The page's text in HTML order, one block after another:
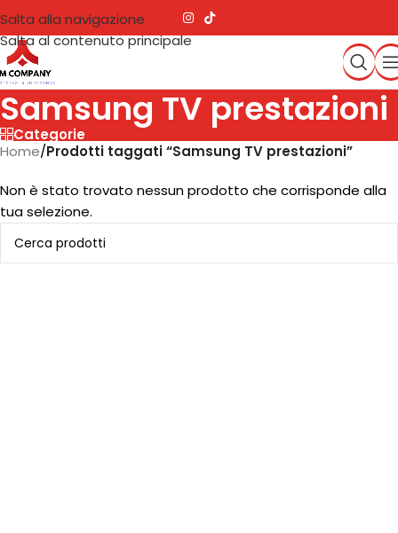
Salta alla navigazione
Salta al contenuto principale
Samsung TV prestazioni
Categorie
Home/Prodotti taggati “Samsung TV prestazioni”
Non è stato trovato nessun prodotto che corrisponde alla
tua selezione.